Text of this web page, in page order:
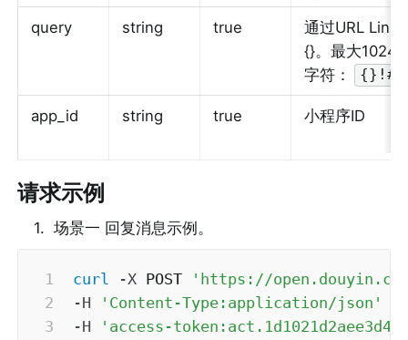
query string true
通过URL Link
{}。最大1024
字符：
app_id string true 小程序ID
请求示例
1. 场景一 回复消息示例。
curl -X POST
'https://
-H
'Content-Type:application/json'
-H
'access-